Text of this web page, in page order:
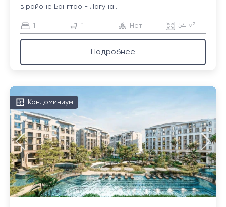
в районе Бангтао - Лагуна...
1 1 Нет 54 м²
Подробнее
Кондоминиум